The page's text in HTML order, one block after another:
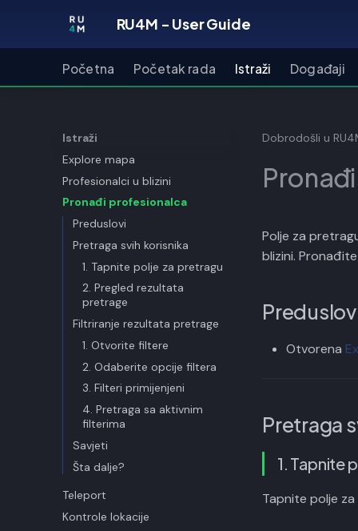
RU4M - User Guide
Početna Početak rada Istraži Događaji
Istraži
Explore mapa
Profesionalci u blizini
Pronađi profesionalca
Preduslovi
Pretraga svih korisnika
1. Tapnite polje za pretragu
2. Pregled rezultata
pretrage
Filtriranje rezultata pretrage
1. Otvorite filtere
2. Odaberite opcije filtera
3. Filteri primijenjeni
4. Pretraga sa aktivnim
filterima
Savjeti
Šta dalje?
Teleport
Kontrole lokacije
Dobrodošli u
Polje za
blizini.
Otvorena
Pretraga
1. Tapnite
Tapnite polje za